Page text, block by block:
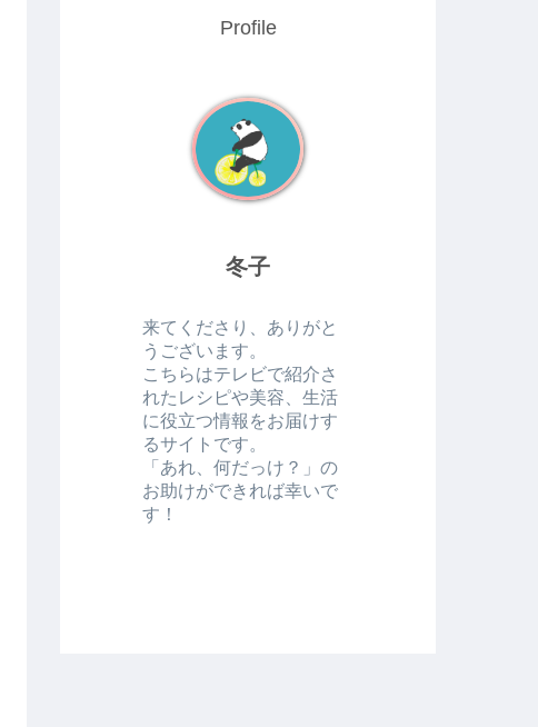
Profile
冬子
来てくださり、ありがと
うございます。
こちらはテレビで紹介さ
れたレシピや美容、生活
に役立つ情報をお届けす
るサイトです。
「あれ、何だっけ？」の
お助けができれば幸いで
す！